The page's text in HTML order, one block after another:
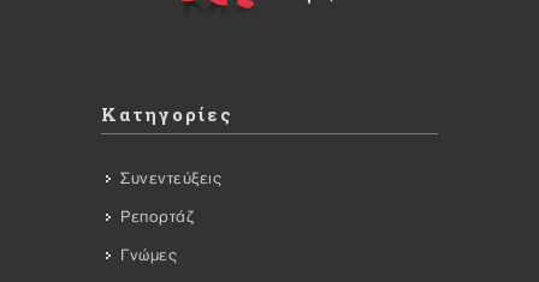
Κατηγορίες
Συνεντεύξεις
Ρεπορτάζ
Γνώμες